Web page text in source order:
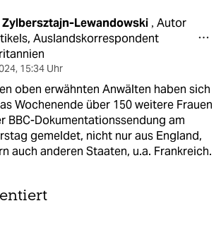
Zylbersztajn-Lewandowski , Autor
Auslandskorrespondent
, 15:34 Uhr
oben erwähnten Anwälten haben sich
Wochenende über 150 weitere Frauen
BBC-Dokumentationssendung am
gemeldet, nicht nur aus England,
auch anderen Staaten, u.a. Frankreich.